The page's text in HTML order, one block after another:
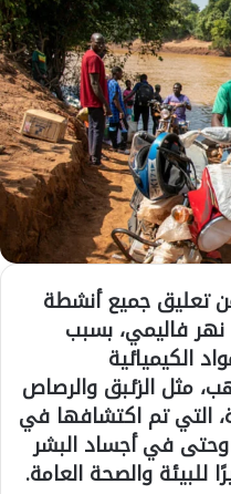
تعليق جميع أنشطة
فاليمي، بسبب
الكيميائية
مثل الزئبق والرصاص
التي تم اكتشافها في
وحتى في أجساد البشر
والصحة العامة.